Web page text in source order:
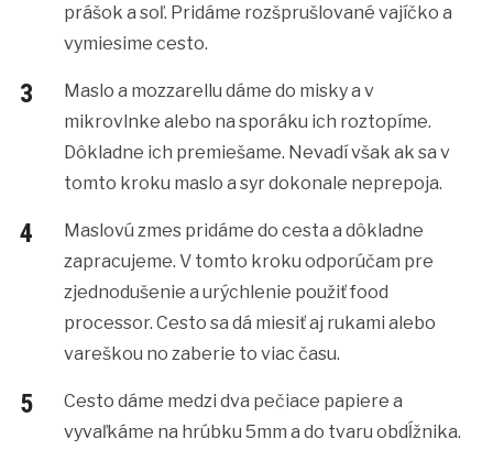
prášok a soľ. Pridáme rozšprušlované vajíčko a
vymiesime cesto.
Maslo a mozzarellu dáme do misky a v
mikrovlnke alebo na sporáku ich roztopíme.
Dôkladne ich premiešame. Nevadí však ak sa v
tomto kroku maslo a syr dokonale neprepoja.
Maslovú zmes pridáme do cesta a dôkladne
zapracujeme. V tomto kroku odporúčam pre
zjednodušenie a urýchlenie použiť food
processor. Cesto sa dá miesiť aj rukami alebo
vareškou no zaberie to viac času.
Cesto dáme medzi dva pečiace papiere a
vyvaľkáme na hrúbku 5mm a do tvaru obdĺžnika.